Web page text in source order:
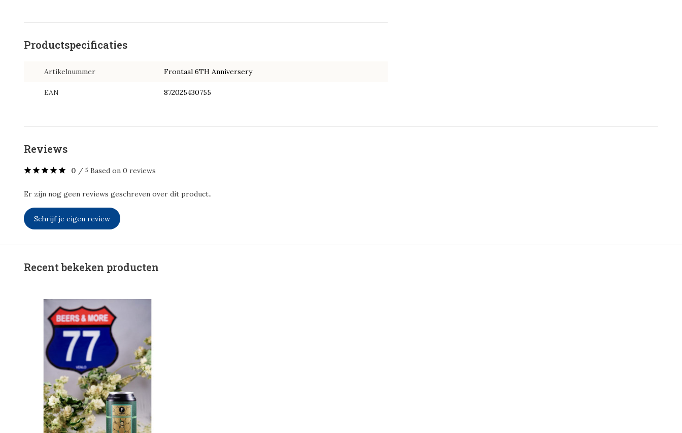
Productspecificaties
Artikelnummer Frontaal 6TH Anniversery
EAN 872025430755
Reviews
0 / 5 Based on 0 reviews
Er zijn nog geen reviews geschreven over dit product..
Schrijf je eigen review
Recent bekeken producten